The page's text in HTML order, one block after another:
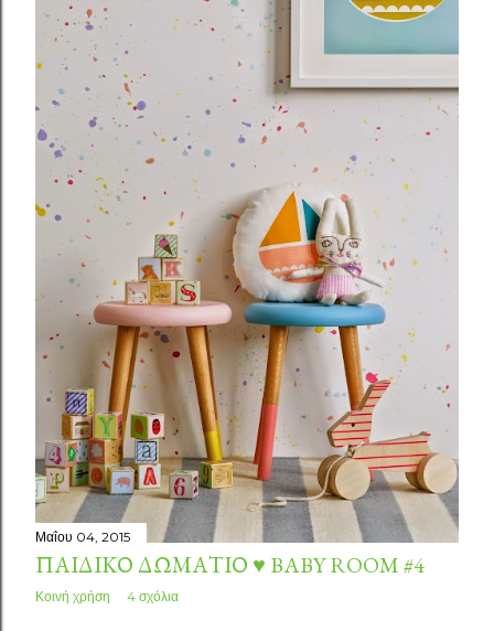
Μαΐου 04, 2015
ΠΑΙΔΙΚΌ ΔΩΜΆΤΙΟ ♥ BABY ROOM #4
Κοινή χρήση 4 σχόλια